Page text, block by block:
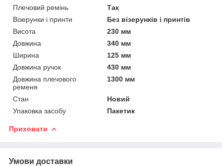
Плечовий ремінь
Так
Візерунки і принти
Без візерунків і принтів
Висота
230 мм
Довжина
340 мм
Ширина
125 мм
Довжина ручок
430 мм
Довжина плечового
ременя
1300 мм
Стан
Новий
Упаковка засобу
Пакетик
Приховати
Умови доставки